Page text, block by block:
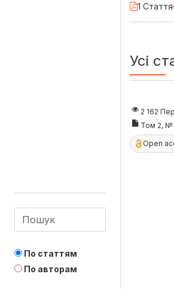
По статтям
По авторам
1 Стаття
Усі
2 162
Том 2, №
Open